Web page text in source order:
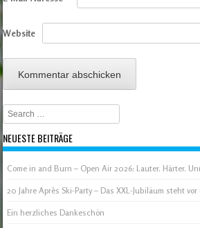
Website
Search
NEUESTE BEITRÄGE
Come in and Burn – Open Air 2026: Lauter. Härter.
20 Jahre Après Ski-Party – Das XXL-Jubiläum steht vor
Ein herzliches Dankeschön